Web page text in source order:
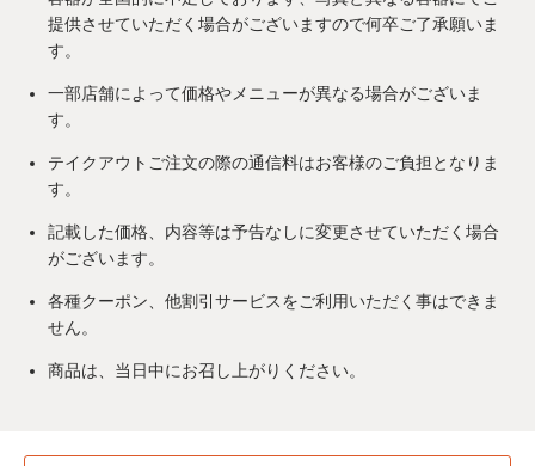
提供させていただく場合がございますので何卒ご了承願いま
す。
一部店舗によって価格やメニューが異なる場合がございま
す。
テイクアウトご注文の際の通信料はお客様のご負担となりま
す。
記載した価格、内容等は予告なしに変更させていただく場合
がございます。
各種クーポン、他割引サービスをご利用いただく事はできま
せん。
商品は、当日中にお召し上がりください。